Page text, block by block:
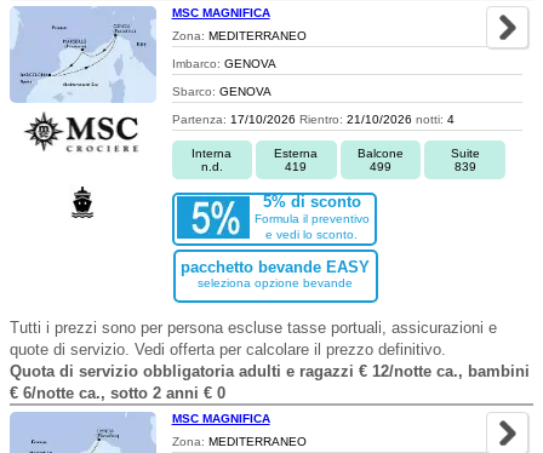
MSC MAGNIFICA
Zona: MEDITERRANEO
Imbarco: GENOVA
Sbarco: GENOVA
Partenza: 17/10/2026 Rientro: 21/10/2026 notti: 4
Interna
n.d.
Esterna
419
Balcone
499
Suite
839
5% di sconto
Formula il preventivo
e vedi lo sconto.
pacchetto bevande EASY
seleziona opzione bevande
Tutti i prezzi sono per persona escluse tasse portuali, assicurazioni e
quote di servizio. Vedi offerta per calcolare il prezzo definitivo.
Quota di servizio obbligatoria adulti e ragazzi € 12/notte ca., bambini
€ 6/notte ca., sotto 2 anni € 0
MSC MAGNIFICA
Zona: MEDITERRANEO